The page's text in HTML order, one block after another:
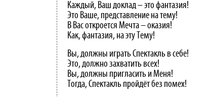
Каждый, Ваш доклад – это фантазия!
Это Ваше, представление на тему!
В Вас откроется Мечта – оказия!
Как, фантазия, на эту Тему!
Вы, должны играть Спектакль в себе!
Это, должно захватить всех!
Вы, должны пригласить и Меня!
Тогда, Спектакль пройдёт без помех!